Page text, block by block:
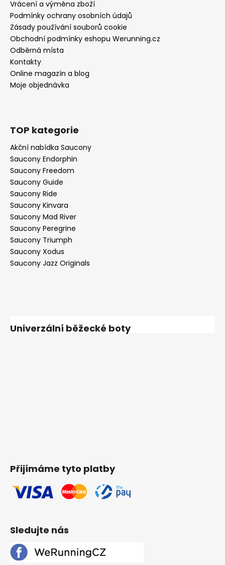
Vrácení a výměna zboží
Podmínky ochrany osobních údajů
Zásady používání souborů cookie
Obchodní podmínky eshopu Werunning.cz
Odběrná místa
Kontakty
Online magazín a blog
Moje objednávka
TOP kategorie
Akční nabídka Saucony
Saucony Endorphin
Saucony Freedom
Saucony Guide
Saucony Ride
Saucony Kinvara
Saucony Mad River
Saucony Peregrine
Saucony Triumph
Saucony Xodus
Saucony Jazz Originals
Univerzální běžecké boty
Přijímáme tyto platby
Sledujte nás